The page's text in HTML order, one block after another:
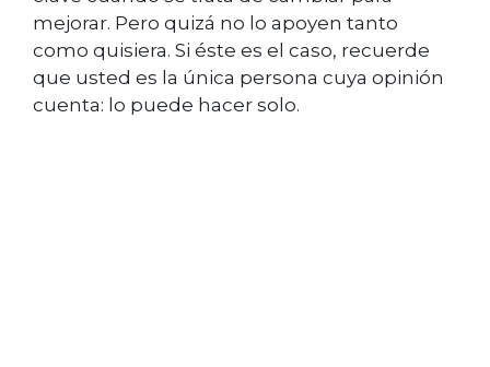
mejorar. Pero quizá no lo apoyen tanto
como quisiera. Si éste es el caso, recuerde
que usted es la única persona cuya opinión
cuenta: lo puede hacer solo.